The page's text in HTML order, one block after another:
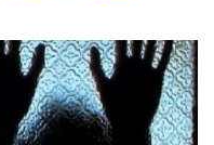
e
gr
a
.R
u
er п
а